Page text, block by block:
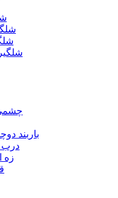
باربند
زه